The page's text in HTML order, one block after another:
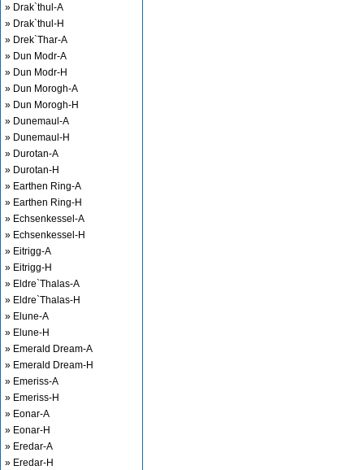
» Drak`thul-A
» Drak`thul-H
» Drek`Thar-A
» Dun Modr-A
» Dun Modr-H
» Dun Morogh-A
» Dun Morogh-H
» Dunemaul-A
» Dunemaul-H
» Durotan-A
» Durotan-H
» Earthen Ring-A
» Earthen Ring-H
» Echsenkessel-A
» Echsenkessel-H
» Eitrigg-A
» Eitrigg-H
» Eldre`Thalas-A
» Eldre`Thalas-H
» Elune-A
» Elune-H
» Emerald Dream-A
» Emerald Dream-H
» Emeriss-A
» Emeriss-H
» Eonar-A
» Eonar-H
» Eredar-A
» Eredar-H